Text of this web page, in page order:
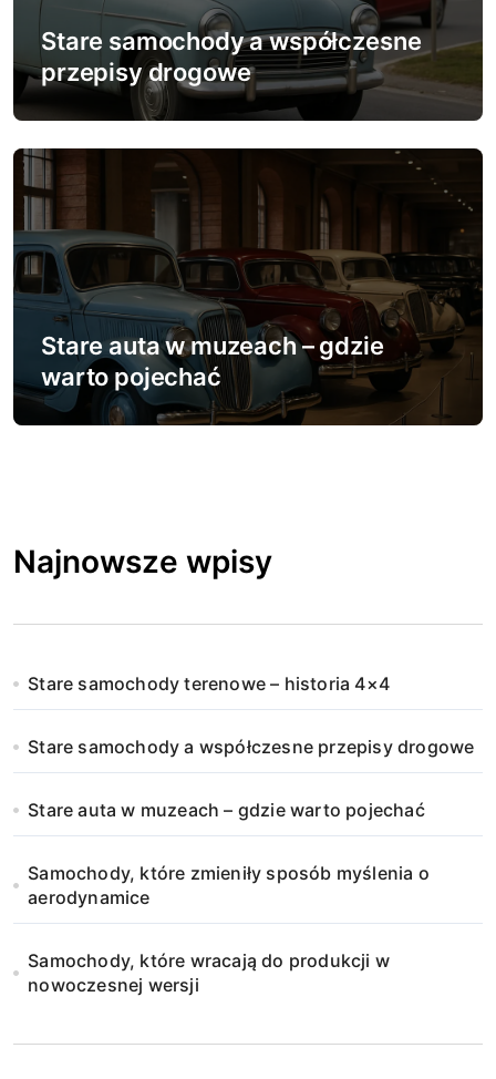
Stare samochody a współczesne
przepisy drogowe
Stare auta w muzeach – gdzie
warto pojechać
Najnowsze wpisy
Stare samochody terenowe – historia 4×4
Stare samochody a współczesne przepisy drogowe
Stare auta w muzeach – gdzie warto pojechać
Samochody, które zmieniły sposób myślenia o
aerodynamice
Samochody, które wracają do produkcji w
nowoczesnej wersji